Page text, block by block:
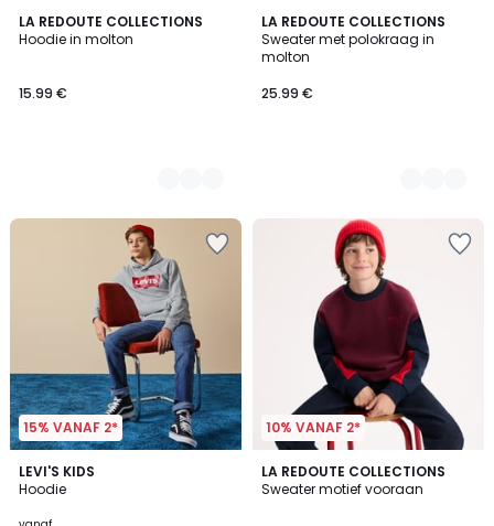
LA REDOUTE COLLECTIONS
Hoodie in molton
15.99 €
5
Kleuren
LA REDOUTE COLLECTIONS
Sweater met polokraag in
molton
25.99 €
3
Kleuren
15% VANAF 2*
LEVI'S KIDS
Hoodie
3.9
/ 5
3
Kleuren
10% VANAF 2*
LA REDOUTE COLLECTIONS
Sweater motief vooraan